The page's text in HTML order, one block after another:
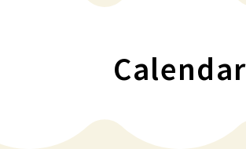
Calendar